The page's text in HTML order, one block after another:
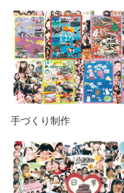
手づくり制作
営業時
LINEで相談する